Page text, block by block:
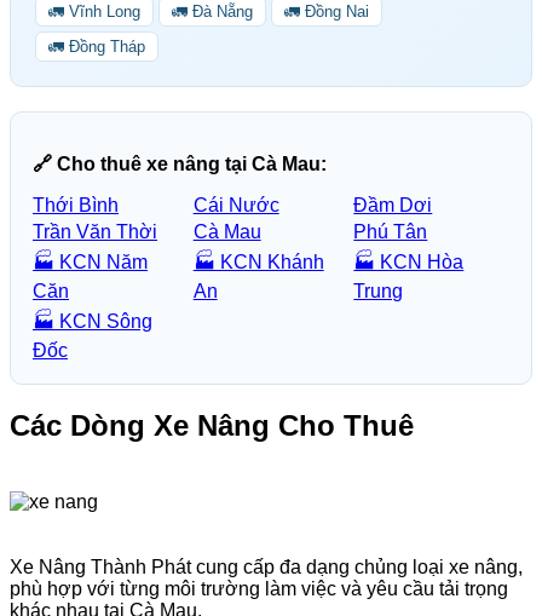
🚛 Vĩnh Long
🚛 Đà Nẵng
🚛 Đồng Nai
🚛 Đồng Tháp
🔗 Cho thuê xe nâng tại Cà Mau:
Thới Bình
Cái Nước
Đầm Dơi
Trần Văn Thời
Cà Mau
Phú Tân
🏭 KCN Năm
Căn
🏭 KCN Khánh
An
🏭 KCN Hòa
Trung
🏭 KCN Sông
Đốc
Các Dòng Xe Nâng Cho Thuê
Xe Nâng Thành Phát cung cấp đa dạng chủng loại xe nâng,
phù hợp với từng môi trường làm việc và yêu cầu tải trọng
khác nhau tại Cà Mau.